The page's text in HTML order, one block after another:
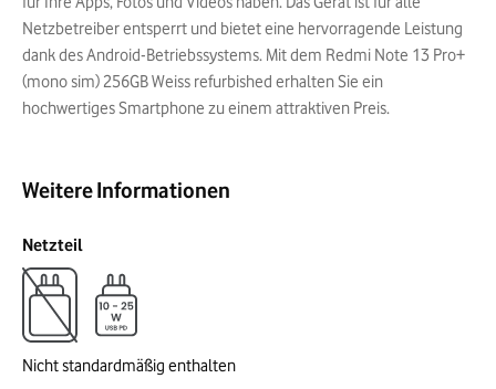
Netzbetreiber entsperrt und bietet eine hervorragende Leistung
dank des Android-Betriebssystems. Mit dem Redmi Note 13 Pro+
(mono sim) 256GB Weiss refurbished erhalten Sie ein
hochwertiges Smartphone zu einem attraktiven Preis.
Weitere Informationen
Netzteil
Nicht standardmäßig enthalten